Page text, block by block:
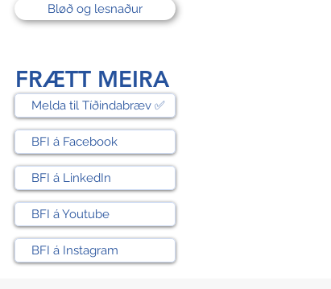
Bløð og lesnaður
FRÆTT MEIRA
Melda til Tíðindabræv ✅
BFI á Facebook
BFI á LinkedIn
BFI á Youtube
BFI á Instagram